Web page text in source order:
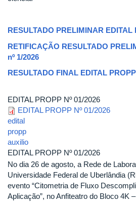
RESULTADO PRELIMINAR EDITAL
RETIFICAÇÃO RESULTADO
nº 1/2026
RESULTADO FINAL EDITAL
EDITAL PROPP Nº 01/2026
EDITAL PROPP Nº 01/2026
edital
propp
auxilio
EDITAL PROPP Nº 01/2026
No dia 26 de agosto, a Rede de
Universidade Federal de Uberlândia
evento “Citometria de Fluxo
Aplicação”, no Anfiteatro do Bloco 4K